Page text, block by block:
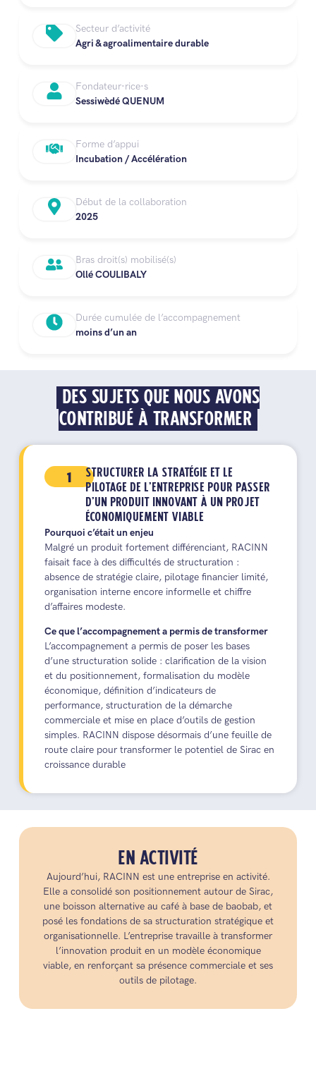
Secteur d’activité
Agri & agroalimentaire durable
Fondateur·rice·s
Sessiwèdé QUENUM
Forme d’appui
Incubation / Accélération
Début de la collaboration
2025
Bras droit(s) mobilisé(s)
Ollé COULIBALY
Durée cumulée de l’accompagnement
moins d’un an
DES SUJETS QUE NOUS AVONS
CONTRIBUÉ À TRANSFORMER
1
STRUCTURER LA STRATÉGIE ET LE
PILOTAGE DE L’ENTREPRISE POUR PASSER
D’UN PRODUIT INNOVANT À UN PROJET
ÉCONOMIQUEMENT VIABLE
Pourquoi c’était un enjeu
Malgré un produit fortement différenciant, RACINN
faisait face à des difficultés de structuration :
absence de stratégie claire, pilotage financier limité,
organisation interne encore informelle et chiffre
d’affaires modeste.
Ce que l’accompagnement a permis de transformer
L’accompagnement a permis de poser les bases
d’une structuration solide : clarification de la vision
et du positionnement, formalisation du modèle
économique, définition d’indicateurs de
performance, structuration de la démarche
commerciale et mise en place d’outils de gestion
simples. RACINN dispose désormais d’une feuille de
route claire pour transformer le potentiel de Sirac en
croissance durable
EN ACTIVITÉ
Aujourd’hui, RACINN est une entreprise en activité.
Elle a consolidé son positionnement autour de Sirac,
une boisson alternative au café à base de baobab, et
posé les fondations de sa structuration stratégique et
organisationnelle. L’entreprise travaille à transformer
l’innovation produit en un modèle économique
viable, en renforçant sa présence commerciale et ses
outils de pilotage.